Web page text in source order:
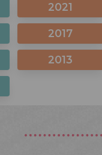
2021
2017
2013